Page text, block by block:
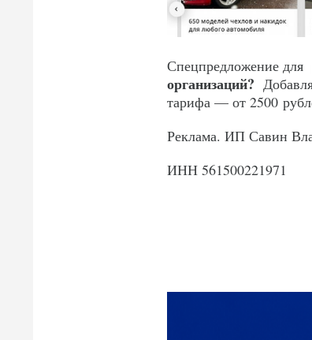
Спецпредложение для
организаций?
тарифа — от 2500
Реклама. ИП Савин
ИНН 561500221971